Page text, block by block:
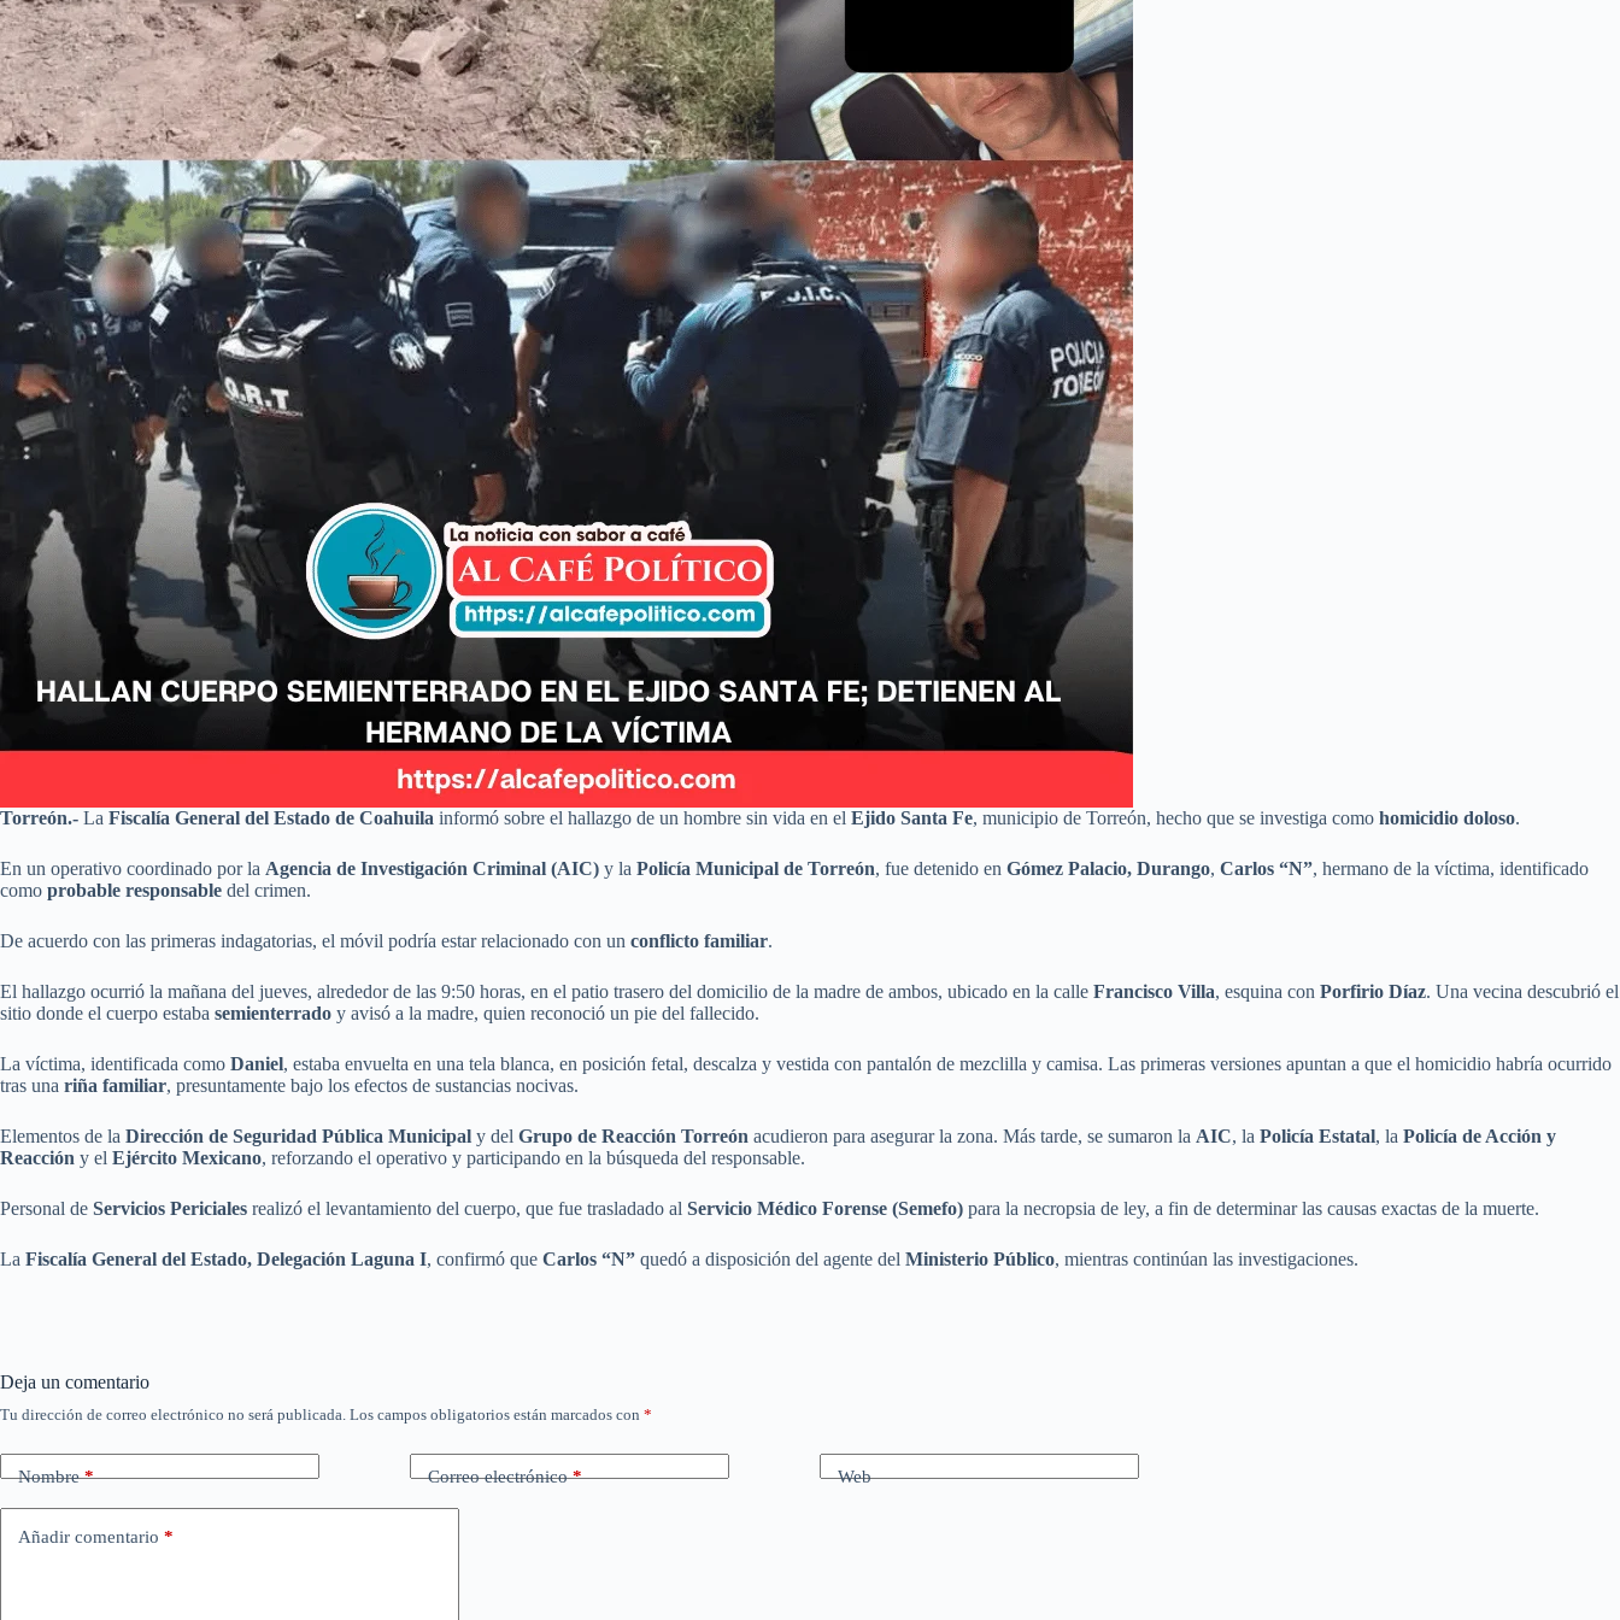
Torreón.- La Fiscalía General del Estado de Coahuila informó sobre el hallazgo de un hombre sin vida en el Ejido Santa Fe, municipio de Torreón, hecho que se investiga como homicidio doloso.
En un operativo coordinado por la Agencia de Investigación Criminal (AIC) y la Policía Municipal de Torreón, fue detenido en Gómez Palacio, Durango, Carlos “N”, hermano de la víctima, identificado
como probable responsable del crimen.
De acuerdo con las primeras indagatorias, el móvil podría estar relacionado con un conflicto familiar.
El hallazgo ocurrió la mañana del jueves, alrededor de las 9:50 horas, en el patio trasero del domicilio de la madre de ambos, ubicado en la calle Francisco Villa, esquina con Porfirio Díaz. Una vecina descubrió el
sitio donde el cuerpo estaba semienterrado y avisó a la madre, quien reconoció un pie del fallecido.
La víctima, identificada como Daniel, estaba envuelta en una tela blanca, en posición fetal, descalza y vestida con pantalón de mezclilla y camisa. Las primeras versiones apuntan a que el homicidio habría ocurrido
tras una riña familiar, presuntamente bajo los efectos de sustancias nocivas.
Elementos de la Dirección de Seguridad Pública Municipal y del Grupo de Reacción Torreón acudieron para asegurar la zona. Más tarde, se sumaron la AIC, la Policía Estatal, la Policía de Acción y
Reacción y el Ejército Mexicano, reforzando el operativo y participando en la búsqueda del responsable.
Personal de Servicios Periciales realizó el levantamiento del cuerpo, que fue trasladado al Servicio Médico Forense (Semefo) para la necropsia de ley, a fin de determinar las causas exactas de la muerte.
La Fiscalía General del Estado, Delegación Laguna I, confirmó que Carlos “N” quedó a disposición del agente del Ministerio Público, mientras continúan las investigaciones.
Deja un comentario
Tu dirección de correo electrónico no será publicada. Los campos obligatorios están marcados con *
Nombre* Correo electrónico* Web
Añadir comentario *